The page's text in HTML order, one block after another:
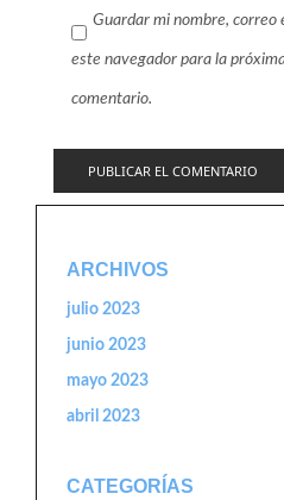
Guardar mi nombre, correo
este navegador para la
comentario.
ARCHIVOS
julio 2023
junio 2023
mayo 2023
abril 2023
CATEGORÍAS